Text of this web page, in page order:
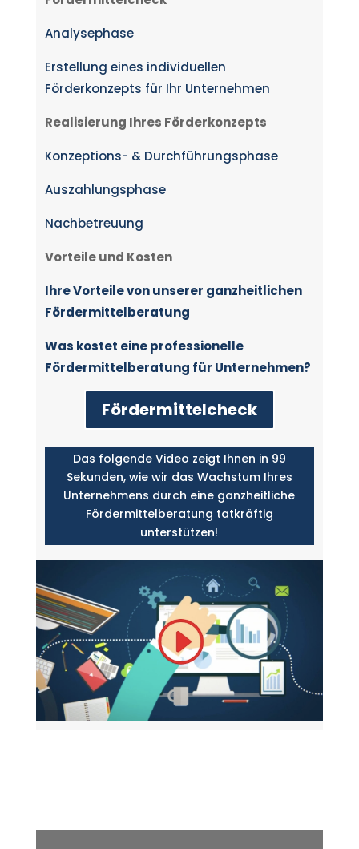
Analysephase
Erstellung eines individuellen
Förderkonzepts für Ihr Unternehmen
Realisierung Ihres Förderkonzepts
Konzeptions- & Durchführungsphase
Auszahlungsphase
Nachbetreuung
Vorteile und Kosten
Ihre Vorteile von unserer ganzheitlichen
Fördermittelberatung
Was kostet eine professionelle
Fördermittelberatung für Unternehmen?
Fördermittelcheck
Das folgende Video zeigt Ihnen in 99
Sekunden, wie wir das Wachstum Ihres
Unternehmens durch eine ganzheitliche
Fördermittelberatung tatkräftig
unterstützen!